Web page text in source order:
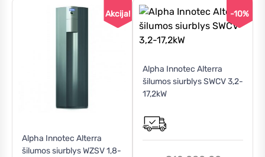
page
Akcija!
Alpha Innotec Alterra
šilumos siurblys WZSV 1,8-
product
-10%
Alpha Innotec Alterra
šilumos siurblys SWCV 3,2-
17,2kW